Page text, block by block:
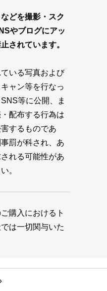
どを撮影・スク
やブログにアッ
されています。
いる写真および
ャン等を行なっ
等に公開、ま
配布する行為は
するものであ
罰が科され、あ
れる可能性があ
。
購入におけるト
は一切関与いた